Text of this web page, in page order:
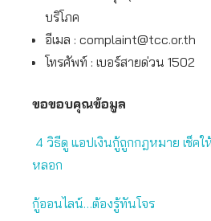
บริโภค
อีเมล : complaint@tcc.or.th
โทรศัพท์ : เบอร์สายด่วน 1502
ขอขอบคุณข้อมูล
4 วิธีดู แอปเงินกู้ถูกกฎหมาย เช็คใ
หลอก
กู้ออนไลน์…ต้องรู้ทันโจร